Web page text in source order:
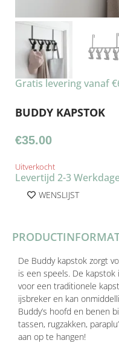
Gratis levering vanaf
BUDDY KAPSTOK
€35.00
Uitverkocht
Levertijd 2-3
WENSLIJST
De Buddy kapstok zorgt
is een speels. De
voor een traditionele
ijsbreker en kan
Buddy’s hoofd en benen
tassen, rugzakken,
aan op te hangen!